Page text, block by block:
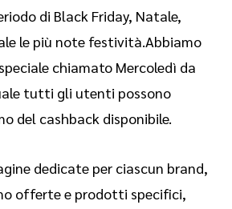
di Black Friday, Natale,
le più note festività.Abbiamo
chiamato Mercoledì da
tutti gli utenti possono
del cashback disponibile.
dedicate per ciascun brand,
offerte e prodotti specifici,